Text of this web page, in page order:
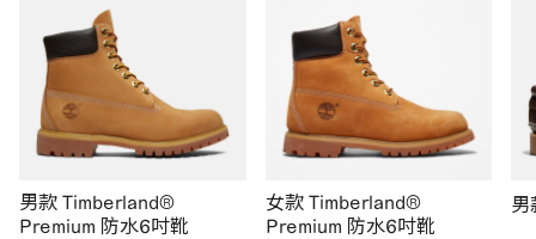
男款 Timberland®
Premium 防水6吋靴
女款 Timberland®
Premium 防水6吋靴
男